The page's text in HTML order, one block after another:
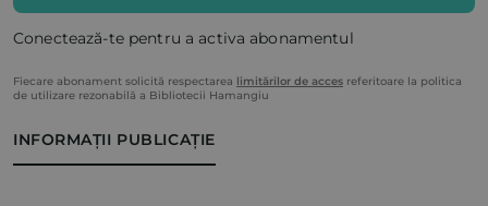
INFORMAȚII PUBLICAȚIE
Conectează-te pentru a activa abonamentul
Fiecare abonament solicită respectarea limitărilor de acces referitoare la politica
de utilizare rezonabilă a Bibliotecii Hamangiu